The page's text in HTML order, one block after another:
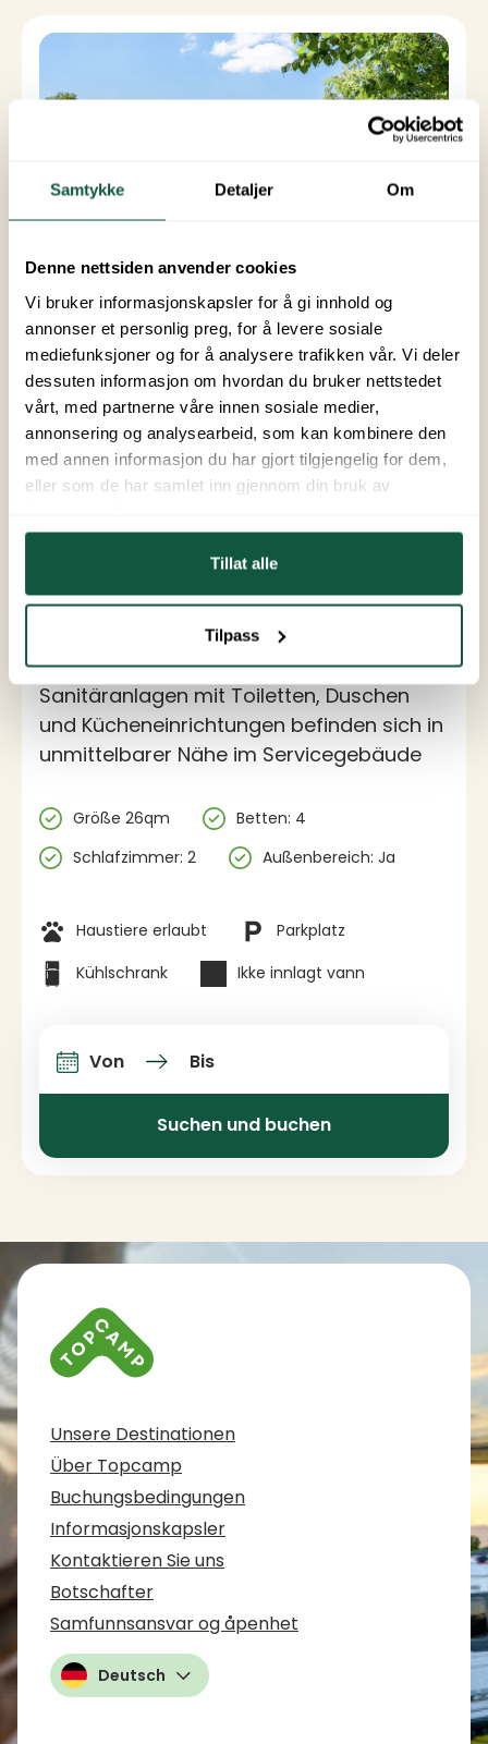
Samtykke Detaljer Om
Denne nettsiden anvender cookies
Vi bruker informasjonskapsler for å gi innhold og
annonser et personlig preg, for å levere sosiale
mediefunksjoner og for å analysere trafikken vår. Vi deler
dessuten informasjon om hvordan du bruker nettstedet
vårt, med partnerne våre innen sosiale medier,
annonsering og analysearbeid, som kan kombinere den
med annen informasjon du har gjort tilgjengelig for dem,
eller som de har samlet inn gjennom din bruk av
Tillat alle
Tilpass
Glamping-Hütte Ekeberg -
4 betten
Unsere Glamping-Zelte bieten Platz für
bis zu vier Personen in zwei
Schlafzimmern. Unsere Glamping-Zelte
zwei separaten Einzelbetten.Auf der
Terrasse außerhalb des Zeltes erwartet
Sie eine möblierte Außenterrasse mit
unschlagbarem Blick über Oslo. Die
Sanitäranlagen mit Toiletten, Duschen
und Kücheneinrichtungen befinden sich in
unmittelbarer Nähe im Servicegebäude
Spezifikationen
Größe 26qm
Betten: 4
Schlafzimmer: 2
Außenbereich: Ja
Einrichtungen
Haustiere erlaubt
Parkplatz
Kühlschrank
Ikke innlagt vann
An-und Abfahrt
Von Bis
Suchen und buchen
Kontaktinformationen und Impressum
Unsere Destinationen
Über Topcamp
Buchungsbedingungen
Informasjonskapsler
Kontaktieren Sie uns
Botschafter
Samfunnsansvar og åpenhet
Deutsch